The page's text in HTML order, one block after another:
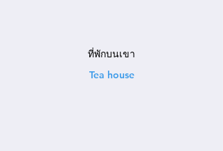
ที่พักบนเขา
Tea house